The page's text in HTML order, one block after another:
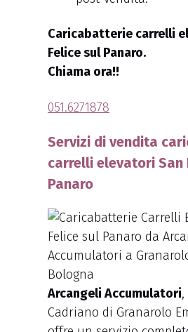
Caricabatterie carrelli
Felice sul Panaro.
Chiama ora!!
051.6271878
Servizi di vendita
carrelli elevatori San
Panaro
Arcangeli Accumulatori
Cadriano di Granarolo